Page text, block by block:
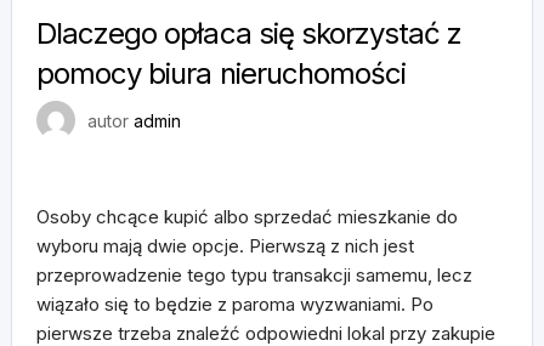
Dlaczego opłaca się skorzystać z
pomocy biura nieruchomości
autor admin
Osoby chcące kupić albo sprzedać mieszkanie do
wyboru mają dwie opcje. Pierwszą z nich jest
przeprowadzenie tego typu transakcji samemu, lecz
wiązało się to będzie z paroma wyzwaniami. Po
pierwsze trzeba znaleźć odpowiedni lokal przy zakupie